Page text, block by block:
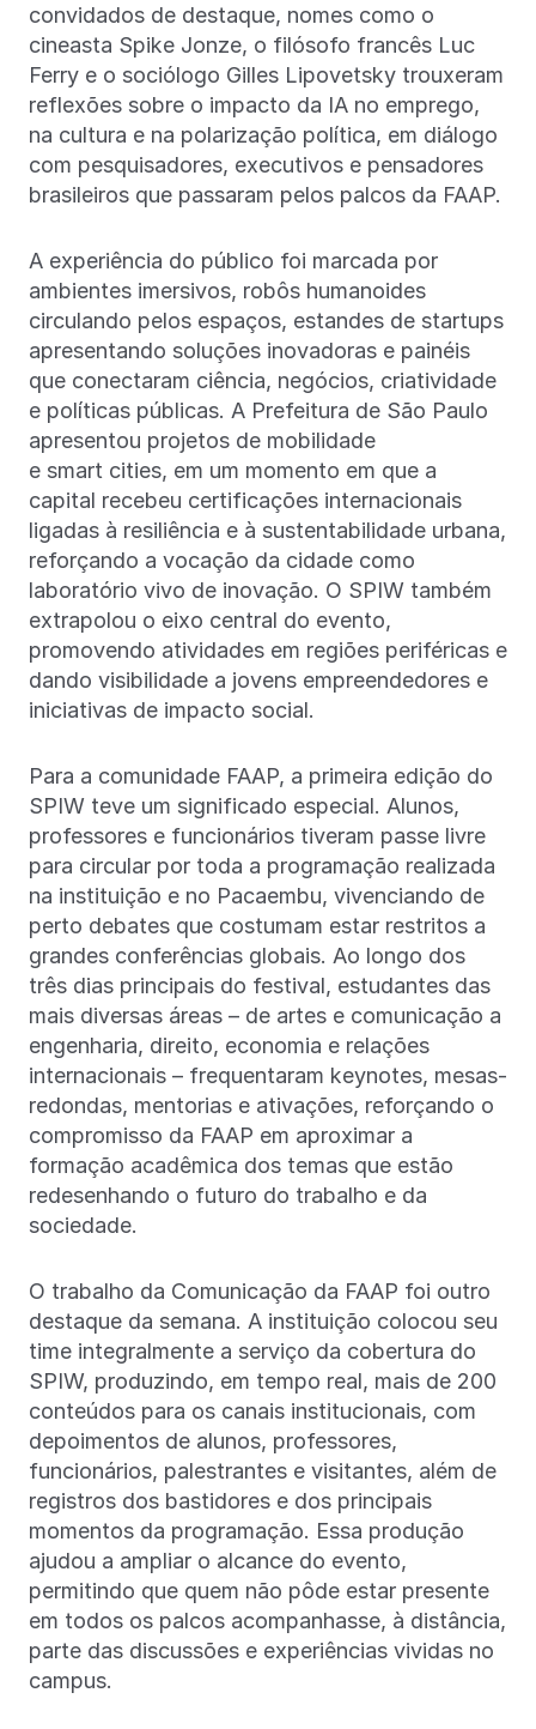
convidados de destaque, nomes como o
cineasta Spike Jonze, o filósofo francês Luc
Ferry e o sociólogo Gilles Lipovetsky trouxeram
reflexões sobre o impacto da IA no emprego,
na cultura e na polarização política, em diálogo
com pesquisadores, executivos e pensadores
brasileiros que passaram pelos palcos da FAAP.
A experiência do público foi marcada por
ambientes imersivos, robôs humanoides
circulando pelos espaços, estandes de startups
apresentando soluções inovadoras e painéis
que conectaram ciência, negócios, criatividade
e políticas públicas. A Prefeitura de São Paulo
apresentou projetos de mobilidade
e smart cities, em um momento em que a
capital recebeu certificações internacionais
ligadas à resiliência e à sustentabilidade urbana,
reforçando a vocação da cidade como
laboratório vivo de inovação. O SPIW também
extrapolou o eixo central do evento,
promovendo atividades em regiões periféricas e
dando visibilidade a jovens empreendedores e
iniciativas de impacto social.
Para a comunidade FAAP, a primeira edição do
SPIW teve um significado especial. Alunos,
professores e funcionários tiveram passe livre
para circular por toda a programação realizada
na instituição e no Pacaembu, vivenciando de
perto debates que costumam estar restritos a
grandes conferências globais. Ao longo dos
três dias principais do festival, estudantes das
mais diversas áreas – de artes e comunicação a
engenharia, direito, economia e relações
internacionais – frequentaram keynotes, mesas-
redondas, mentorias e ativações, reforçando o
compromisso da FAAP em aproximar a
formação acadêmica dos temas que estão
redesenhando o futuro do trabalho e da
sociedade.
O trabalho da Comunicação da FAAP foi outro
destaque da semana. A instituição colocou seu
time integralmente a serviço da cobertura do
SPIW, produzindo, em tempo real, mais de 200
conteúdos para os canais institucionais, com
depoimentos de alunos, professores,
funcionários, palestrantes e visitantes, além de
registros dos bastidores e dos principais
momentos da programação. Essa produção
ajudou a ampliar o alcance do evento,
permitindo que quem não pôde estar presente
em todos os palcos acompanhasse, à distância,
parte das discussões e experiências vividas no
campus.